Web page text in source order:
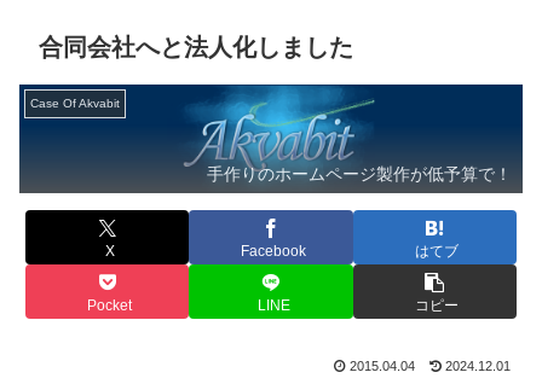
合同会社へと法人化しました
Case Of Akvabit
手作りのホームページ製作が低予算で！
X Facebook はてブ
Pocket LINE コピー
2015.04.04 2024.12.01